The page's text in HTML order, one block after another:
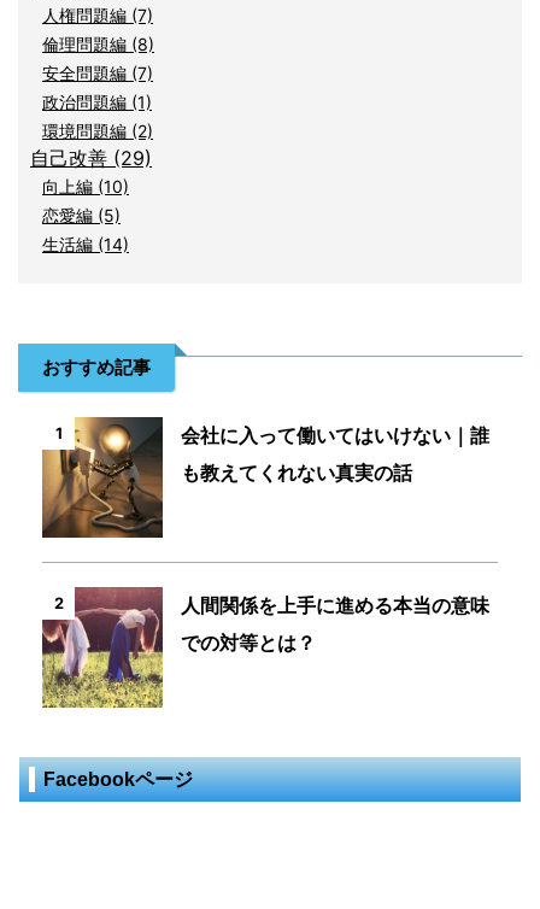
人権問題編 (7)
倫理問題編 (8)
安全問題編 (7)
政治問題編 (1)
環境問題編 (2)
自己改善 (29)
向上編 (10)
恋愛編 (5)
生活編 (14)
おすすめ記事
1
会社に入って働いてはいけない｜誰
も教えてくれない真実の話
2
人間関係を上手に進める本当の意味
での対等とは？
Facebookページ